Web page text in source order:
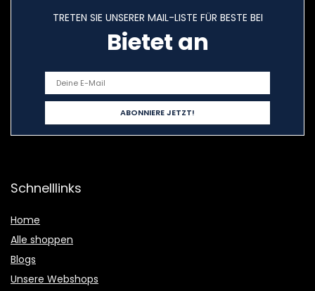
TRETEN SIE UNSERER MAIL-LISTE FÜR BESTE BEI
Bietet an
Schnelllinks
Home
Alle shoppen
Blogs
Unsere Webshops